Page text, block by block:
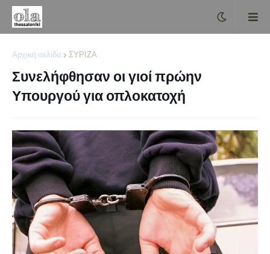
Αρχική σελίδα ΣΥΡΙΖΑ
Συνελήφθησαν οι γιοί πρώην
Υπουργού για οπλοκατοχή